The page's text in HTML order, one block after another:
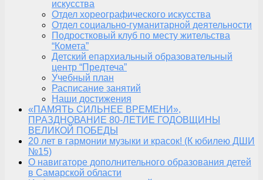
искусства
Отдел хореографического искусства
Отдел социально-гуманитарной деятельности
Подростковый клуб по месту жительства
“Комета”
Детский епархиальный образовательный
центр “Предтеча”
Учебный план
Расписание занятий
Наши достижения
«ПАМЯТЬ СИЛЬНЕЕ ВРЕМЕНИ»,
ПРАЗДНОВАНИЕ 80-ЛЕТИЕ ГОДОВЩИНЫ
ВЕЛИКОЙ ПОБЕДЫ
20 лет в гармонии музыки и красок! (К юбилею ДШИ
№15)
О навигаторе дополнительного образования детей
в Самарской области